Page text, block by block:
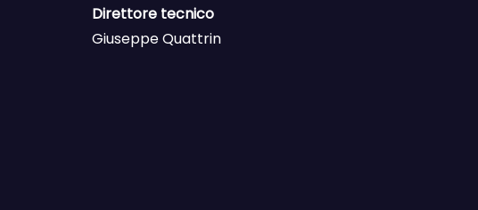
Direttore tecnico
Giuseppe Quattrin